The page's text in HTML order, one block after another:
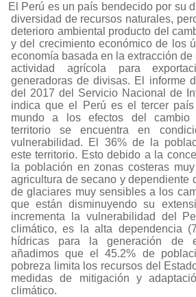
El Perú es un país bendecido por su
diversidad de recursos naturales,
deterioro ambiental producto del
y del crecimiento económico de los
economía basada en la extracción
actividad agrícola para
generadoras de divisas. El informe
del 2017 del Servicio Nacional de
indica que el Perú es el tercer país
mundo a los efectos del cambio
territorio se encuentra en
vulnerabilidad. El 36% de la
este territorio. Esto debido a la
la población en zonas costeras
agricultura de secano y dependiente
de glaciares muy sensibles a los
que están disminuyendo su
incrementa la vulnerabilidad del
climático, es la alta dependencia
hídricas para la generación de
añadimos que el 45.2% de
pobreza limita los recursos del
medidas de mitigación y
climático.